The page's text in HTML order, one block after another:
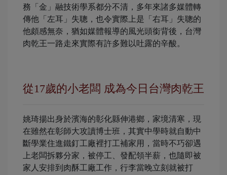
務「金」融技術學系都分不清，多年來諸多媒體轉
傳他「左耳」失聰，也令實際上是「右耳」失聰的
他頗感無奈，猶如媒體報導的風光頭銜背後，台灣
肉乾王一路走來實際有許多難以吐露的辛酸。
從17歲的小老闆 成為今日台灣肉乾王
姚琦揚出身於濱海的彰化縣伸港鄉，家境清寒，現
在雖然在彰師大攻讀博士班，其實中學時就自動中
斷學業住進鐵釘工廠裡打工補家用，當時不巧卻遇
上老闆拆夥分家，被停工、發配領半薪，也隨即被
家人安排到肉酥工廠工作，行李當晚立刻就被打